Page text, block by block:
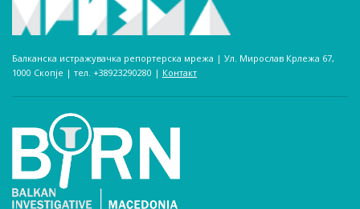
Балканска истражувачка репортерска мрежа | Ул. Мирослав Крлежа 67,
1000 Скопје | тел. +38923290280­ | Контакт